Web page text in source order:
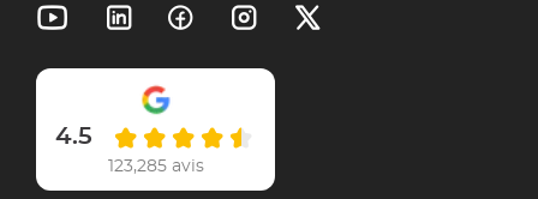
4.5
123,285 avis